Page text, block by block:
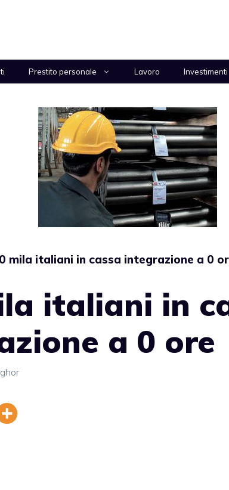
Prestito personale Lavoro Investimenti
mila italiani in cassa integrazione a 0
italiani in
a 0 ore